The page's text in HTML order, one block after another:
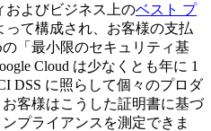
およびビジネス上のベスト プ
って構成され、お客様の支払
「最小限のセキュリティ基
Cloud は少なくとも年に 1
DSS に照らして個々のプロダ
客様はこうした証明書に基づ
プライアンスを測定できま